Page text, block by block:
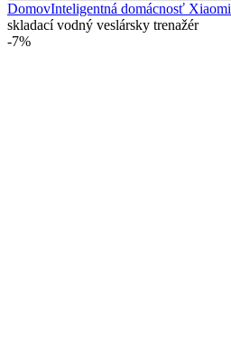
DomovInteligentná domácnosť Xiaomi
skladací vodný veslársky trenažér
-7%